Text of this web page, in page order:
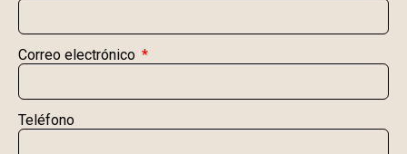
Correo electrónico
Teléfono